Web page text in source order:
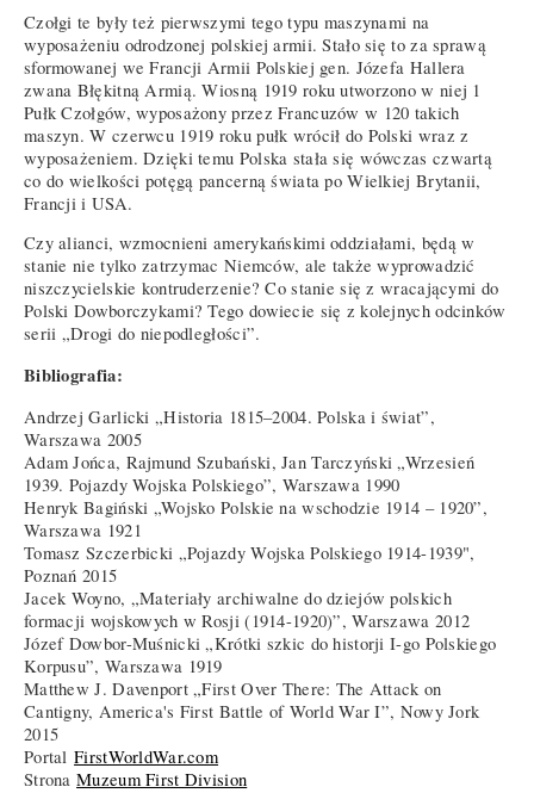
Czołgi te były też pierwszymi tego typu maszynami na
wyposażeniu odrodzonej polskiej armii. Stało się to za sprawą
sformowanej we Francji Armii Polskiej gen. Józefa Hallera
zwana Błękitną Armią. Wiosną 1919 roku utworzono w niej 1
Pułk Czołgów, wyposażony przez Francuzów w 120 takich
maszyn. W czerwcu 1919 roku pułk wrócił do Polski wraz z
wyposażeniem. Dzięki temu Polska stała się wówczas czwartą
co do wielkości potęgą pancerną świata po Wielkiej Brytanii,
Francji i USA.
Czy alianci, wzmocnieni amerykańskimi oddziałami, będą w
stanie nie tylko zatrzymac Niemców, ale także wyprowadzić
niszczycielskie kontruderzenie? Co stanie się z wracającymi do
Polski Dowborczykami? Tego dowiecie się z kolejnych odcinków
serii „Drogi do niepodległości”.
Bibliografia:
Andrzej Garlicki „Historia 1815–2004. Polska i świat”,
Warszawa 2005
Adam Jońca, Rajmund Szubański, Jan Tarczyński „Wrzesień
1939. Pojazdy Wojska Polskiego”, Warszawa 1990
Henryk Bagiński „Wojsko Polskie na wschodzie 1914 – 1920”,
Warszawa 1921
Tomasz Szczerbicki „Pojazdy Wojska Polskiego 1914-1939",
Poznań 2015
Jacek Woyno, „Materiały archiwalne do dziejów polskich
formacji wojskowych w Rosji (1914-1920)”, Warszawa 2012
Józef Dowbor-Muśnicki „Krótki szkic do historji I-go Polskiego
Korpusu”, Warszawa 1919
Matthew J. Davenport „First Over There: The Attack on
Cantigny, America's First Battle of World War I”, Nowy Jork
2015
PortalFirstWorldWar.com
StronaMuzeum First Division